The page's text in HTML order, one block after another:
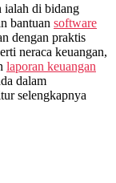
ialah di bidang
bantuan software
dengan praktis
neraca keuangan,
laporan keuangan
dalam
selengkapnya